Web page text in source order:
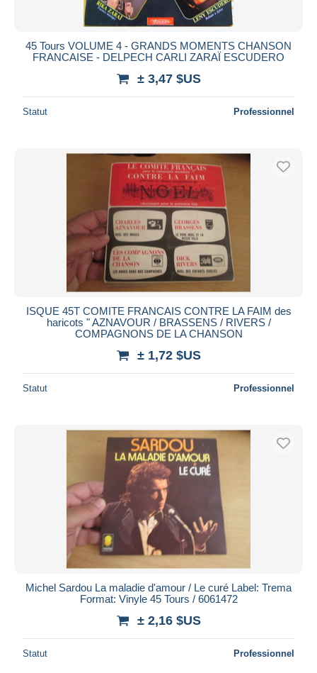
45 Tours VOLUME 4 - GRANDS MOMENTS CHANSON
FRANCAISE - DELPECH CARLI ZARAÏ ESCUDERO
± 3,47 $US
Statut Professionnel
ISQUE 45T COMITE FRANCAIS CONTRE LA FAIM des
haricots " AZNAVOUR / BRASSENS / RIVERS /
COMPAGNONS DE LA CHANSON
± 1,72 $US
Statut Professionnel
Michel Sardou La maladie d'amour / Le curé Label: Trema
Format: Vinyle 45 Tours / 6061472
± 2,16 $US
Statut Professionnel